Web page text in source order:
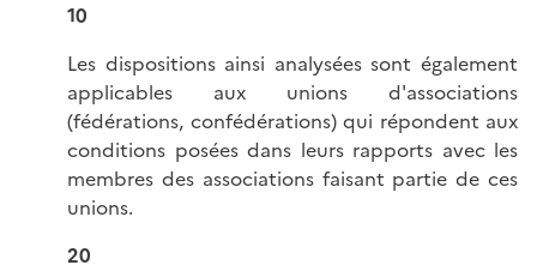
10
Les dispositions ainsi analysées sont également
applicables aux unions d'associations
(fédérations, confédérations) qui répondent aux
conditions posées dans leurs rapports avec les
membres des associations faisant partie de ces
unions.
20